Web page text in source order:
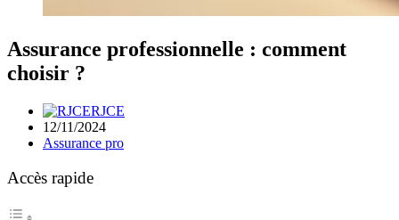
Assurance professionnelle : comment
choisir ?
RJCE
12/11/2024
Assurance pro
Accès rapide